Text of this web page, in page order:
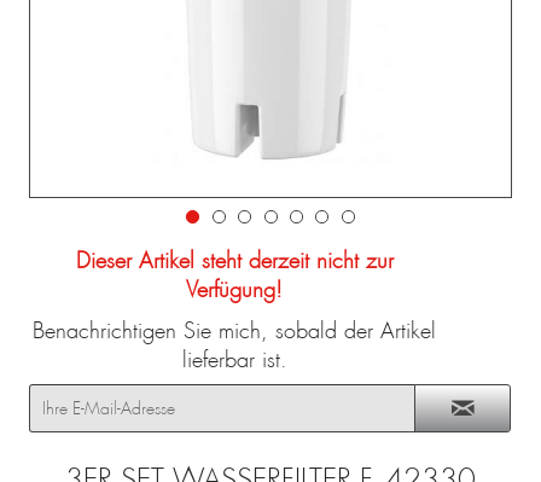
Dieser Artikel steht derzeit nicht zur
Verfügung!
Benachrichtigen Sie mich, sobald der Artikel
lieferbar ist.